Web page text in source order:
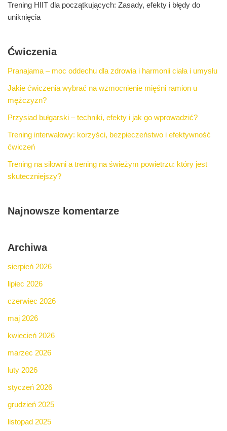
Trening HIIT dla początkujących: Zasady, efekty i błędy do
uniknięcia
Ćwiczenia
Pranajama – moc oddechu dla zdrowia i harmonii ciała i umysłu
Jakie ćwiczenia wybrać na wzmocnienie mięśni ramion u
mężczyzn?
Przysiad bułgarski – techniki, efekty i jak go wprowadzić?
Trening interwałowy: korzyści, bezpieczeństwo i efektywność
ćwiczeń
Trening na siłowni a trening na świeżym powietrzu: który jest
skuteczniejszy?
Najnowsze komentarze
Archiwa
sierpień 2026
lipiec 2026
czerwiec 2026
maj 2026
kwiecień 2026
marzec 2026
luty 2026
styczeń 2026
grudzień 2025
listopad 2025